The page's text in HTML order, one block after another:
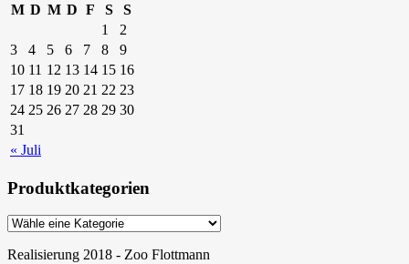
M D M D F S S
« Juli
1
2
3
4 5 6 7 8
9
10 11 12 13 14 15 16
17 18 19 20 21 22 23
24 25 26 27 28 29 30
31
Produktkategorien
Realisierung 2018 - Zoo Flottmann